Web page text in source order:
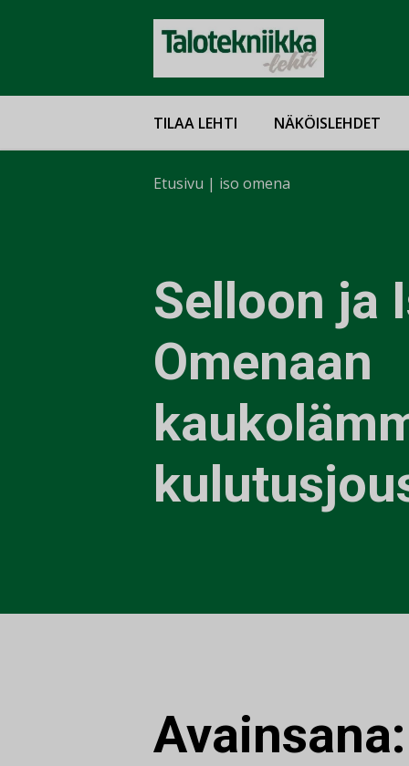
TILAA LEHTI NÄKÖISLEHDET
Etusivu | iso omena
Selloon ja
Omenaan